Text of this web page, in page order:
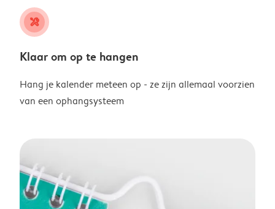
tools
Klaar om op te hangen
Hang je kalender meteen op - ze zijn allemaal voorzien
van een ophangsysteem